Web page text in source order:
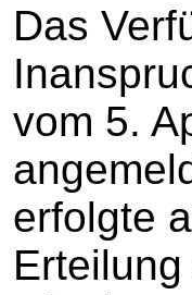
Das
vom 5.
erfolgte